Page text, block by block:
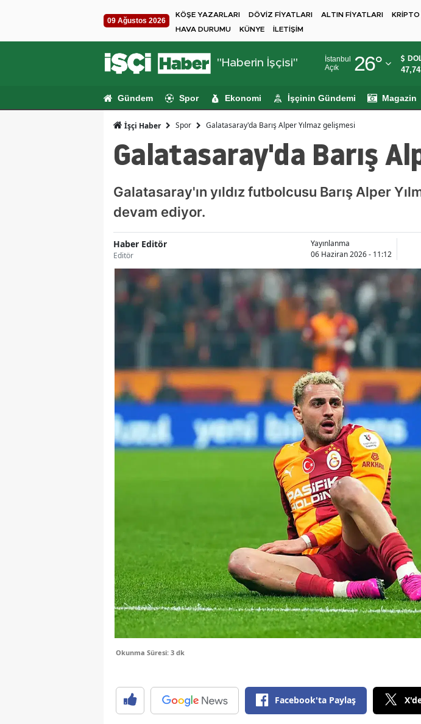
09 Ağustos 2026
KÖŞE YAZARLARI DÖVİZ FİYATLARI ALTIN FİYATLARI
HAVA DURUMU
KÜNYE İLETİŞİM
"Haberin İşçisi"
İstanbul
Açık
26°
Adıyaman
Ağrı
Ankara
Antalya
Aydın
Balıkesir
Bilecik
Bingöl
Bitlis
Bolu
Burdur
Bursa
Çanakkale
Çankırı
Çorum
Denizli
Diyarbakır
Edirne
Elazığ
Erzincan
Erzurum
Gaziantep
Giresun
Gündem Spor Ekonomi İşçinin Gündemi Magazin
İşçi Haber Spor Galatasaray'da Barış Alper Yılmaz gelişmesi
Galatasaray'da Barış
Galatasaray'ın yıldız futbolcusu Barış Alper
devam ediyor.
Haber Editör
Editör
Yayınlanma
06 Haziran 2026 - 11:12
Okunma Süresi: 3 dk
Facebook'ta Paylaş